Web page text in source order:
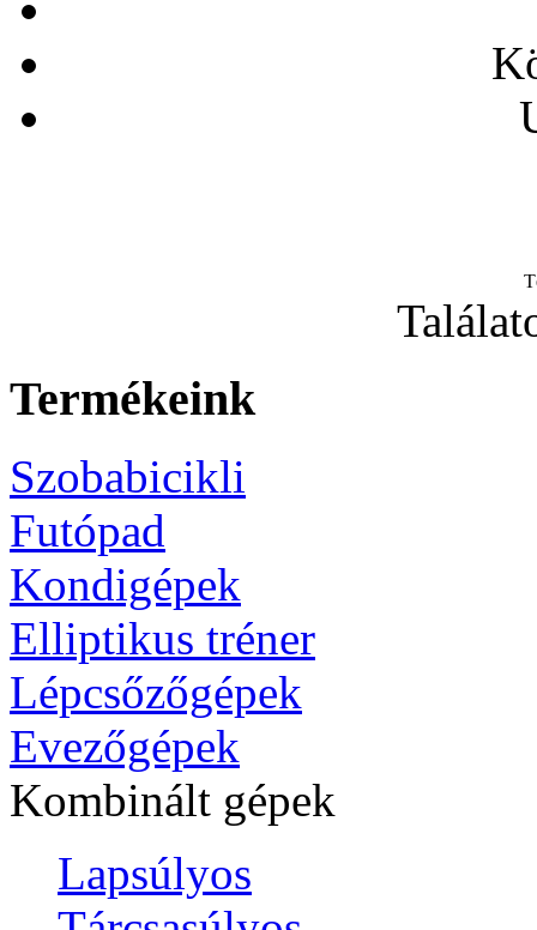
Termékeink
Szobabicikli
Futópad
Kondigépek
Elliptikus tréner
Lépcsőzőgépek
Evezőgépek
Kombinált gépek
Lapsúlyos